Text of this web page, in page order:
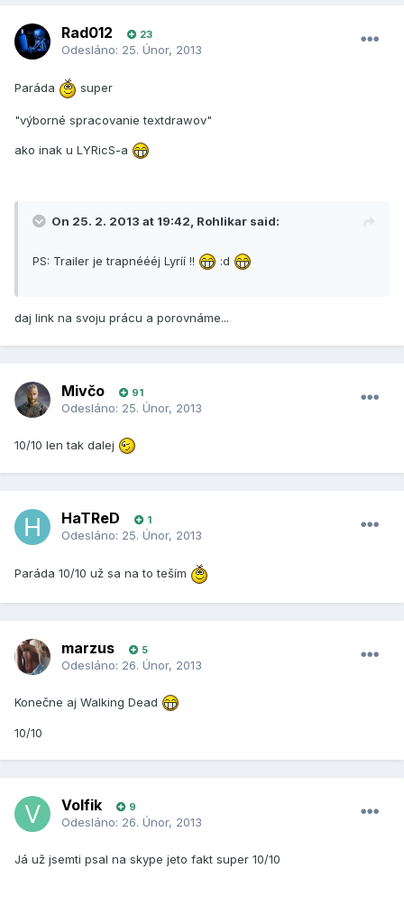
Rad012 23
Odesláno: 25. Únor, 2013
Paráda super
"výborné spracovanie textdrawov"
ako inak u LYRicS-a
On 25. 2. 2013 at 19:42, Rohlikar said:
PS: Trailer je trapnéééj Lyríí !! :d
daj link na svoju prácu a porovnáme...
Mivčo 91
Odesláno: 25. Únor, 2013
10/10 len tak dalej
HaTReD 1
Odesláno: 25. Únor, 2013
Paráda 10/10 už sa na to teším
marzus 5
Odesláno: 26. Únor, 2013
Konečne aj Walking Dead
10/10
Volfik 9
Odesláno: 26. Únor, 2013
Já už jsemti psal na skype jeto fakt super 10/10